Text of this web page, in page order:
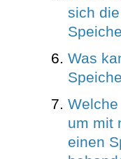
sich
Was
um mit
einen